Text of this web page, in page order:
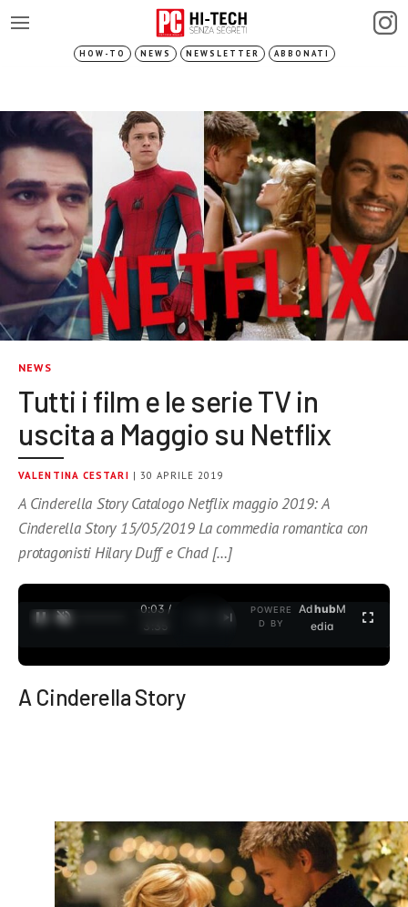
HOW-TO NEWS NEWSLETTER ABBONATI
NEWS
Tutti i film e le serie TV in
uscita a Maggio su Netflix
VALENTINA CESTARI | 30 APRILE 2019
A Cinderella Story Catalogo Netflix maggio 2019: A
Cinderella Story 15/05/2019 La commedia romantica con
protagonisti Hilary Duff e Chad […]
0:04 /
3:35
POWERE
D BY
AdhubM
edia
A Cinderella Story